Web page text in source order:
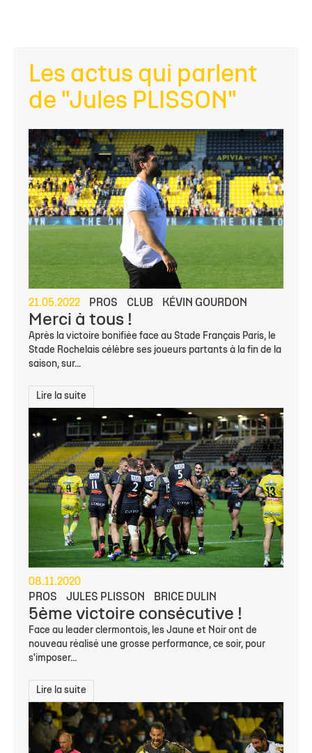
Les actus qui parlent
de "Jules PLISSON"
21.05.2022 PROS CLUB KÉVIN GOURDON
Merci à tous !
Après la victoire bonifiée face au Stade Français Paris, le
Stade Rochelais célèbre ses joueurs partants à la fin de la
saison, sur...
Lire la suite
08.11.2020
PROS
JULES PLISSON BRICE DULIN
5ème victoire consécutive !
Face au leader clermontois, les Jaune et Noir ont de
nouveau réalisé une grosse performance, ce soir, pour
s'imposer...
Lire la suite